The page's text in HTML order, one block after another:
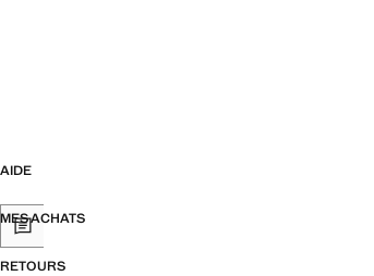
AIDE
MES ACHATS
RETOURS